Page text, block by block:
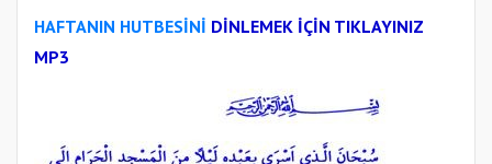
HAFTANIN HUTBESİNİ DİNLEMEK İÇİN TIKLAYINIZ
MP3